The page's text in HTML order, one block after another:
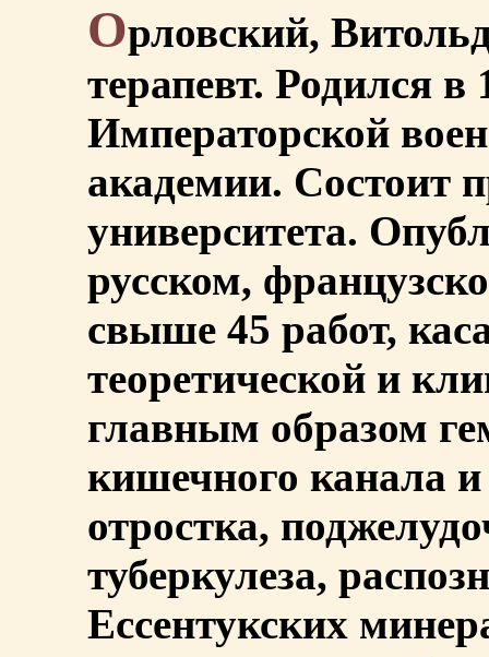
Орловский,
терапевт. Родился
Императорской
академии. Состоит
университета.
русском,
свыше 45 работ,
теоретической и
главным образом
кишечного канала и
отростка,
туберкулеза,
Ессентукских